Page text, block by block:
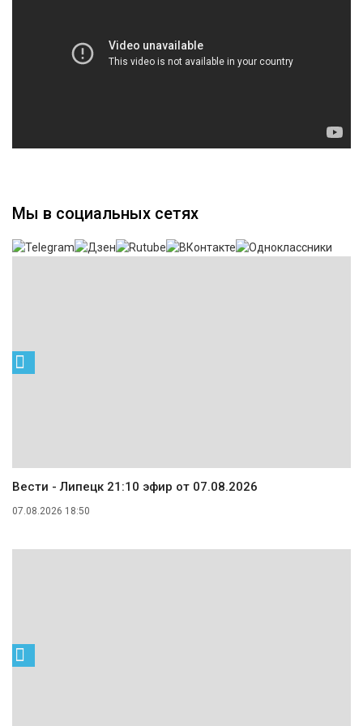
Мы в социальных сетях
Вести - Липецк 21:10 эфир от 07.08.2026
07.08.2026 18:50